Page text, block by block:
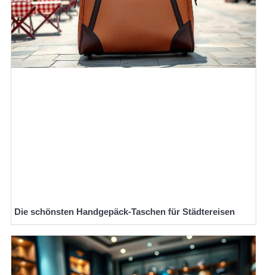
Die schönsten Handgepäck-Taschen für Städtereisen